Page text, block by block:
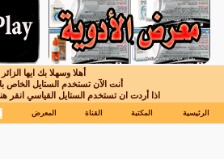
أهلا وسهلا بك ايها الزائر
أنت الآن تستخدم الستايل الخاص
اذا أردت ان تستخدم الستايل القياسي انقر
الرئيسية المكتبة القناة المعرض